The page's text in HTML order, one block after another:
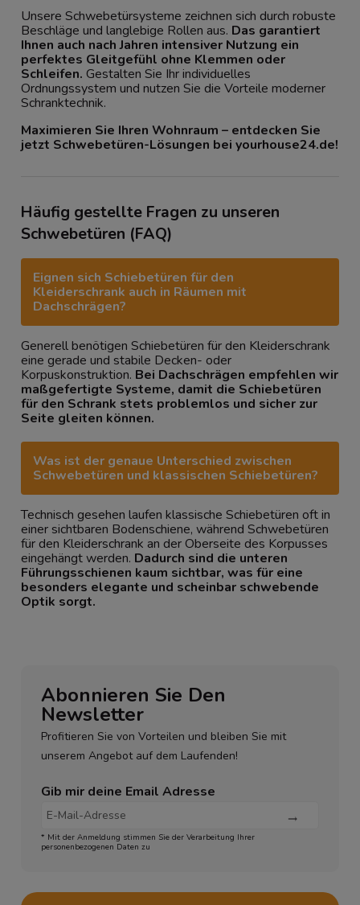
Unsere Schwebetürsysteme zeichnen sich durch robuste
Beschläge und langlebige Rollen aus. Das garantiert
Ihnen auch nach Jahren intensiver Nutzung ein
perfektes Gleitgefühl ohne Klemmen oder
Schleifen. Gestalten Sie Ihr individuelles
Ordnungssystem und nutzen Sie die Vorteile moderner
Schranktechnik.
Maximieren Sie Ihren Wohnraum – entdecken Sie
jetzt Schwebetüren-Lösungen bei yourhouse24.de!
Häufig gestellte Fragen zu unseren
Schwebetüren (FAQ)
Eignen sich Schiebetüren für den
Kleiderschrank auch in Räumen mit
Dachschrägen?
Generell benötigen Schiebetüren für den Kleiderschrank
eine gerade und stabile Decken- oder
Korpuskonstruktion. Bei Dachschrägen empfehlen wir
maßgefertigte Systeme, damit die Schiebetüren
für den Schrank stets problemlos und sicher zur
Seite gleiten können.
Was ist der genaue Unterschied zwischen
Schwebetüren und klassischen Schiebetüren?
Technisch gesehen laufen klassische Schiebetüren oft in
einer sichtbaren Bodenschiene, während Schwebetüren
für den Kleiderschrank an der Oberseite des Korpusses
eingehängt werden. Dadurch sind die unteren
Führungsschienen kaum sichtbar, was für eine
besonders elegante und scheinbar schwebende
Optik sorgt.
Abonnieren Sie Den
Newsletter
Profitieren Sie von Vorteilen und bleiben Sie mit
unserem Angebot auf dem Laufenden!
Gib mir deine Email Adresse
* Mit der Anmeldung stimmen Sie der Verarbeitung Ihrer
personenbezogenen Daten zu